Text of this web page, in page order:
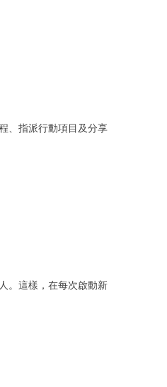
、指派行動項目及分享
。這樣，在每次啟動新